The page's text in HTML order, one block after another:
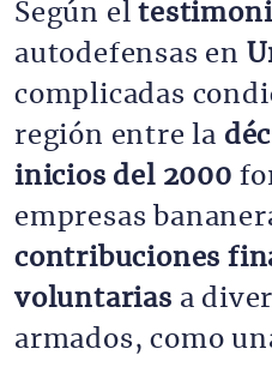
Según el
autodefensas en
complicadas
región entre la
inicios del 2000
empresas
contribuciones
voluntarias a
armados, como